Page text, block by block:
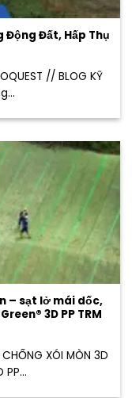
Động Đất, Hấp Thụ
// BLOG KỸ
– sạt lở mái dốc,
3D PP TRM
XÓI MÒN 3D